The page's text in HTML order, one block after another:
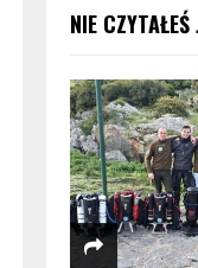
NIE CZYTAŁEŚ